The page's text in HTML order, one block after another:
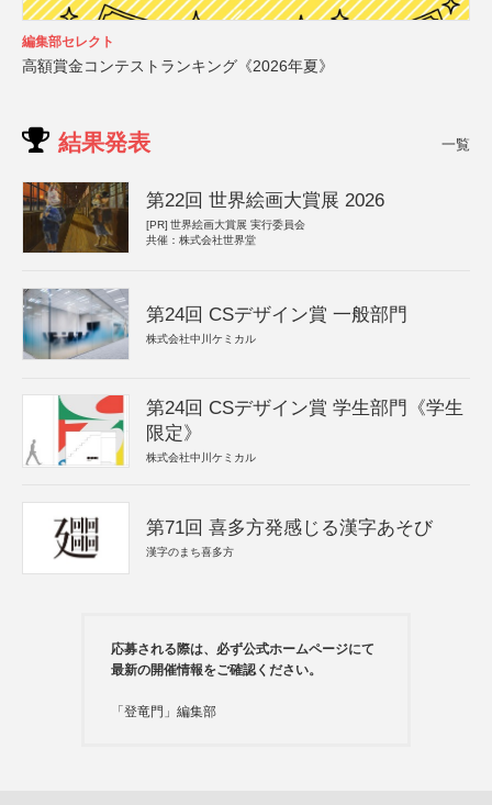
編集部セレクト
高額賞金コンテストランキング《2026年夏》
結果発表 一覧
第22回 世界絵画大賞展 2026
[PR] 世界絵画大賞展 実行委員会
共催：株式会社世界堂
第24回 CSデザイン賞 一般部門
株式会社中川ケミカル
第24回 CSデザイン賞 学生部門《学生
限定》
株式会社中川ケミカル
第71回 喜多方発感じる漢字あそび
漢字のまち喜多方
応募される際は、必ず公式ホームページにて
最新の開催情報をご確認ください。
「登竜門」編集部